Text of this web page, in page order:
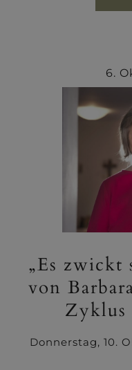
6.
„Es zwickt
von
Donnerstag, 10.